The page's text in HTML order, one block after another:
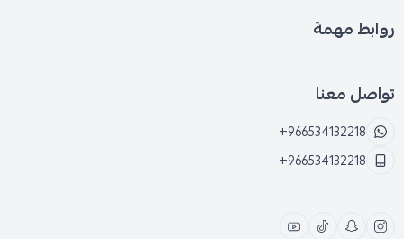
روابط مهمة
تواصل معنا
+966534132218
+966534132218